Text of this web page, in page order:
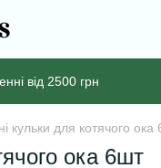
від 2500 грн
кульки для котячого ока
ока 6шт